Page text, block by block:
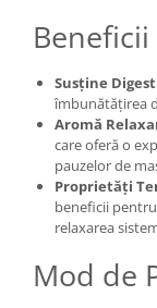
Susține
îmbunătățirea
Aromă
care oferă o
pauzelor de
Proprietăți
beneficii
relaxarea
Mod de